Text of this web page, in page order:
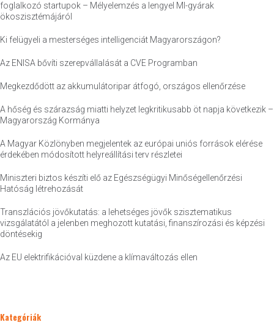
foglalkozó startupok – Mélyelemzés a lengyel MI-gyárak
ökoszisztémájáról
Ki felügyeli a mesterséges intelligenciát Magyarországon?
Az ENISA bővíti szerepvállalását a CVE Programban
Megkezdődött az akkumulátoripar átfogó, országos ellenőrzése
A hőség és szárazság miatti helyzet legkritikusabb öt napja következik –
Magyarország Kormánya
A Magyar Közlönyben megjelentek az európai uniós források elérése
érdekében módosított helyreállítási terv részletei
Miniszteri biztos készíti elő az Egészségügyi Minőségellenőrzési
Hatóság létrehozását
Transzlációs jövőkutatás: a lehetséges jövők szisztematikus
vizsgálatától a jelenben meghozott kutatási, finanszírozási és képzési
döntésekig
Az EU elektrifikációval küzdene a klímaváltozás ellen
Kategóriák